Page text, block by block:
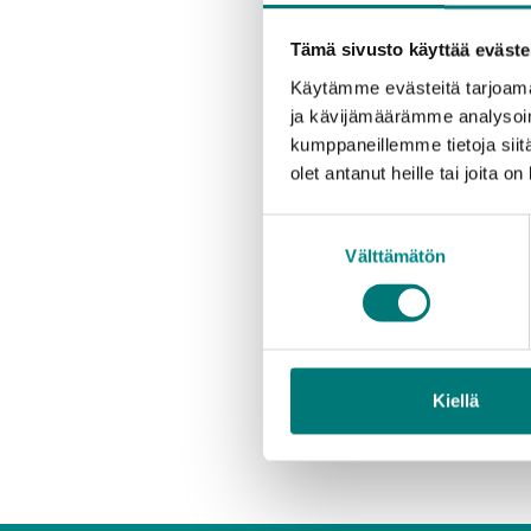
Tämä sivusto käyttää
Käytämme evästeitä
ja kävijämäärämme
kumppaneillemme tietoja
olet antanut heille tai joita
Välttämätön
Kiellä
Urakoitsijan
vuoden ajan.
vaikuta
asukkaille uusia.
”Tyhjennyspäiviin
kertoo Rosk’n Roll
Rosk’n Roll -
puolet
jätteenkuljetuksen